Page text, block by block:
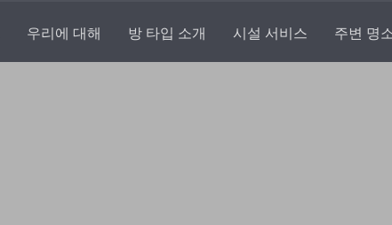
우리에 대해 방 타입 소개 시설 서비스 주변 명